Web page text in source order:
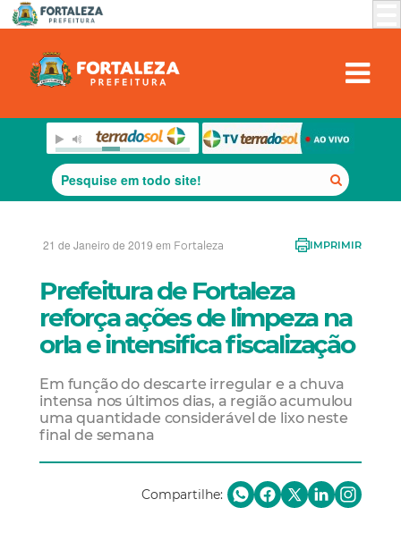
21 de Janeiro de 2019 em Fortaleza IMPRIMIR
Prefeitura de Fortaleza
reforça ações de limpeza na
orla e intensifica fiscalização
Em função do descarte irregular e a chuva
intensa nos últimos dias, a região acumulou
uma quantidade considerável de lixo neste
final de semana
Compartilhe: